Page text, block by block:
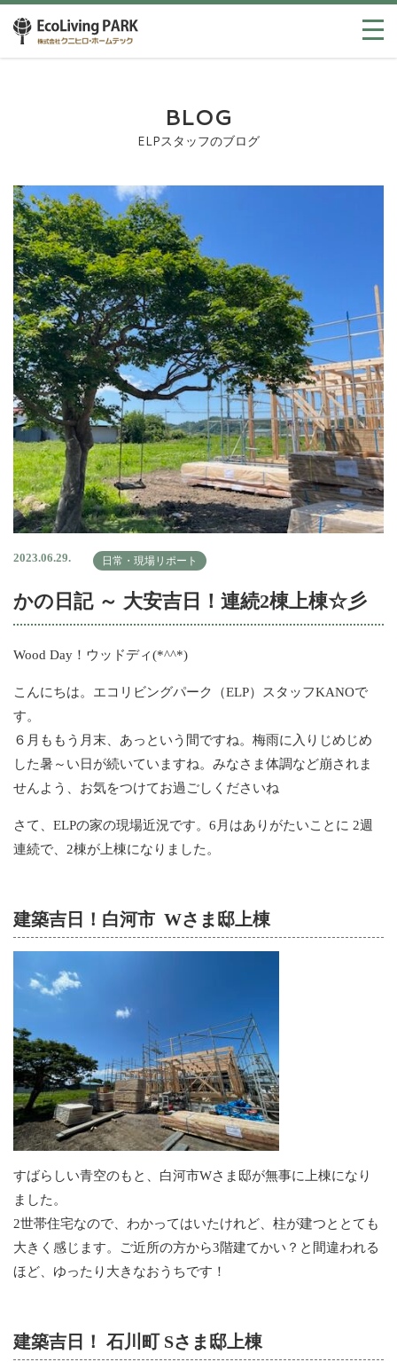
BLOG
ELPスタッフのブログ
2023.06.29. 日常・現場リポート
かの日記 ～ 大安吉日！連続2棟上棟☆彡
Wood Day！ウッドディ(*^^*)
こんにちは。エコリビングパーク（ELP）スタッフKANOで
す。
６月ももう月末、あっという間ですね。梅雨に入りじめじめ
した暑～い日が続いていますね。みなさま体調など崩されま
せんよう、お気をつけてお過ごしくださいね
さて、ELPの家の現場近況です。6月はありがたいことに 2週
連続で、2棟が上棟になりました。
建築吉日！白河市 Wさま邸上棟
すばらしい青空のもと、白河市Wさま邸が無事に上棟になり
ました。
2世帯住宅なので、わかってはいたけれど、柱が建つととても
大きく感じます。ご近所の方から3階建てかい？と間違われる
ほど、ゆったり大きなおうちです！
建築吉日！ 石川町 Sさま邸上棟